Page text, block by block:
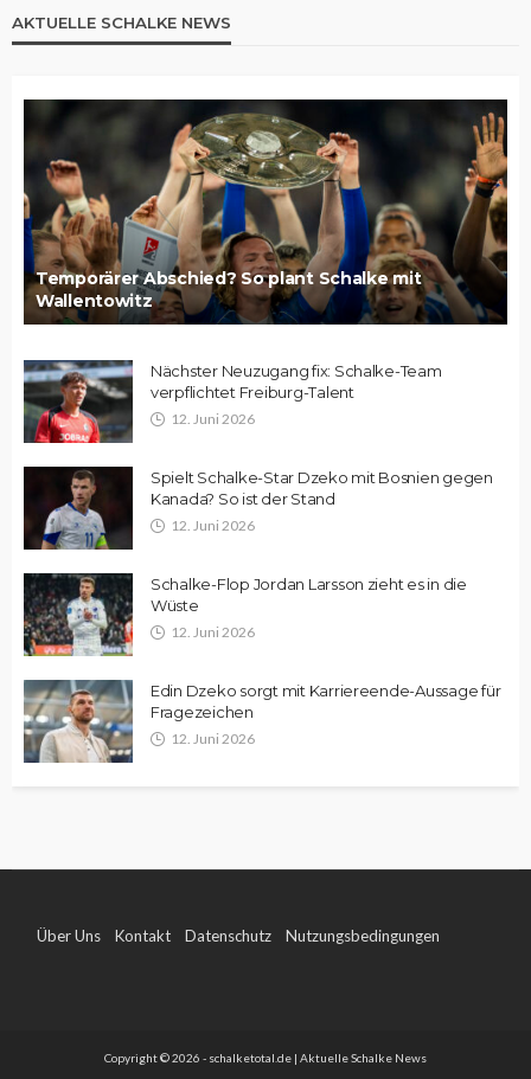
AKTUELLE SCHALKE NEWS
Temporärer Abschied? So plant Schalke mit
Wallentowitz
Nächster Neuzugang fix: Schalke-Team
verpflichtet Freiburg-Talent
12. Juni 2026
Spielt Schalke-Star Dzeko mit Bosnien gegen
Kanada? So ist der Stand
12. Juni 2026
Schalke-Flop Jordan Larsson zieht es in die
Wüste
12. Juni 2026
Edin Dzeko sorgt mit Karriereende-Aussage für
Fragezeichen
12. Juni 2026
Über Uns Kontakt Datenschutz Nutzungsbedingungen
Copyright © 2026 - schalketotal.de | Aktuelle Schalke News